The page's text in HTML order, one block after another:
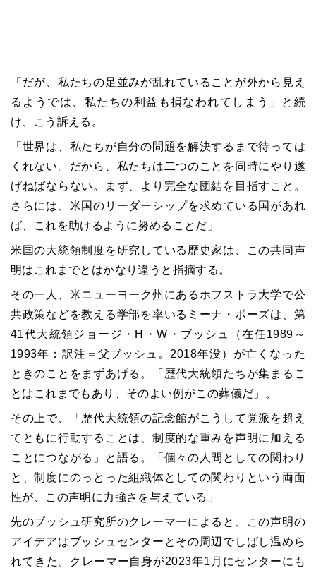
「だが、私たちの足並みが乱れていることが外から見え
るようでは、私たちの利益も損なわれてしまう」と続
け、こう訴える。
「世界は、私たちが自分の問題を解決するまで待っては
くれない。だから、私たちは二つのことを同時にやり遂
げねばならない。まず、より完全な団結を目指すこと。
さらには、米国のリーダーシップを求めている国があれ
ば、これを助けるように努めることだ」
米国の大統領制度を研究している歴史家は、この共同声
明はこれまでとはかなり違うと指摘する。
その一人、米ニューヨーク州にあるホフストラ大学で公
共政策などを教える学部を率いるミーナ・ボーズは、第
41代大統領ジョージ・H・W・ブッシュ（在任1989～
1993年：訳注＝父ブッシュ。2018年没）が亡くなった
ときのことをまずあげる。「歴代大統領たちが集まるこ
とはこれまでもあり、そのよい例がこの葬儀だ」。
その上で、「歴代大統領の記念館がこうして党派を超え
てともに行動することは、制度的な重みを声明に加える
ことにつながる」と語る。「個々の人間としての関わり
と、制度にのっとった組織体としての関わりという両面
性が、この声明に力強さを与えている」
先のブッシュ研究所のクレーマーによると、この声明の
アイデアはブッシュセンターとその周辺でしばし温めら
れてきた。クレーマー自身が2023年1月にセンターにも